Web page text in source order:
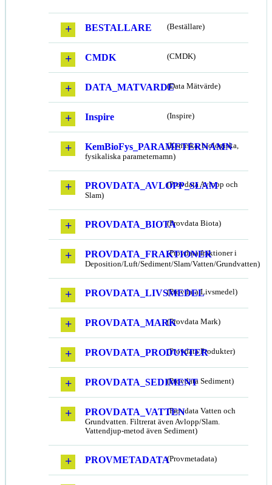
BESTALLARE (Beställare)
CMDK (CMDK)
DATA_MATVARDE(Data Mätvärde)
Inspire (Inspire)
KemBioFys_PARAMETERNAMN
(Kemiska, biologiska,
fysikaliska parameternamn)
PROVDATA_AVLOPP_SLAM
(Provdata Avlopp och
Slam)
PROVDATA_BIOTA(Provdata Biota)
PROVDATA_FRAKTIONER
(Provdata fraktioner i
Deposition/Luft/Sediment/Slam/Vatten/Grundvatten)
PROVDATA_LIVSMEDEL
(Provdata Livsmedel)
PROVDATA_MARK(Provdata Mark)
PROVDATA_PRODUKTER
(Provdata Produkter)
PROVDATA_SEDIMENT(Provdata Sediment)
PROVDATA_VATTEN(Provdata Vatten och
Grundvatten. Filtrerat även Avlopp/Slam.
Vattendjup-metod även Sediment)
PROVMETADATA(Provmetadata)